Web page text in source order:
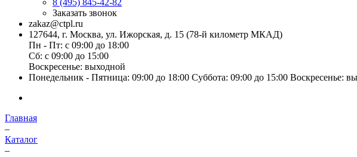
8 (495) 845-42-82
Заказать звонок
zakaz@ctpl.ru
127644, г. Москва, ул. Ижорская, д. 15 (78-й километр МКАД)
Пн - Пт: с 09:00 до 18:00
Сб: с 09:00 до 15:00
Воскресенье: выходной
Понедельник - Пятница: 09:00 до 18:00 Суббота: 09:00 до 15:00 Воскресенье:
Главная
–
Каталог
–